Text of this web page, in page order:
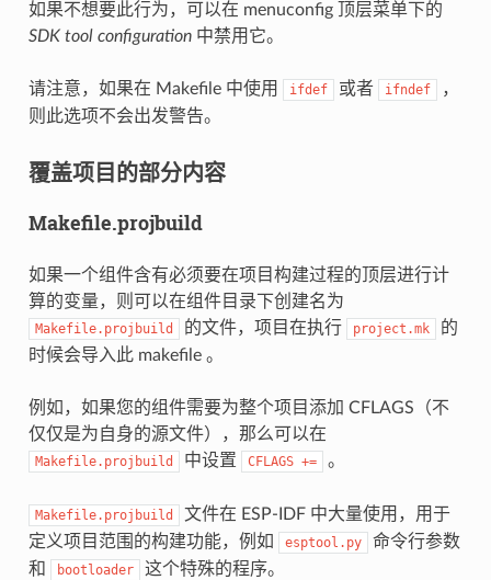
如果不想要此行为，可以在 menuconfig 顶层菜单下的
SDK tool configuration中禁用它。
请注意，如果在 Makefile 中使用 ifdef 或者 ifndef
，
则此选项不会出发警告。
覆盖项目的部分内容
Makefile.projbuild
如果一个组件含有必须要在项目构建过程的顶层进行计
算的变量，则可以在组件目录下创建名为
Makefile.projbuild 的文件，项目在执行 project.mk
的
时候会导入此 makefile 。
例如，如果您的组件需要为整个项目添加 CFLAGS（不
仅仅是为自身的源文件），那么可以在
Makefile.projbuild 中设置 CFLAGS += 。
Makefile.projbuild
文件在 ESP-IDF 中大量使用，用于
定义项目范围的构建功能，例如
esptool.py
命令行参数
和
bootloader 这个特殊的程序。